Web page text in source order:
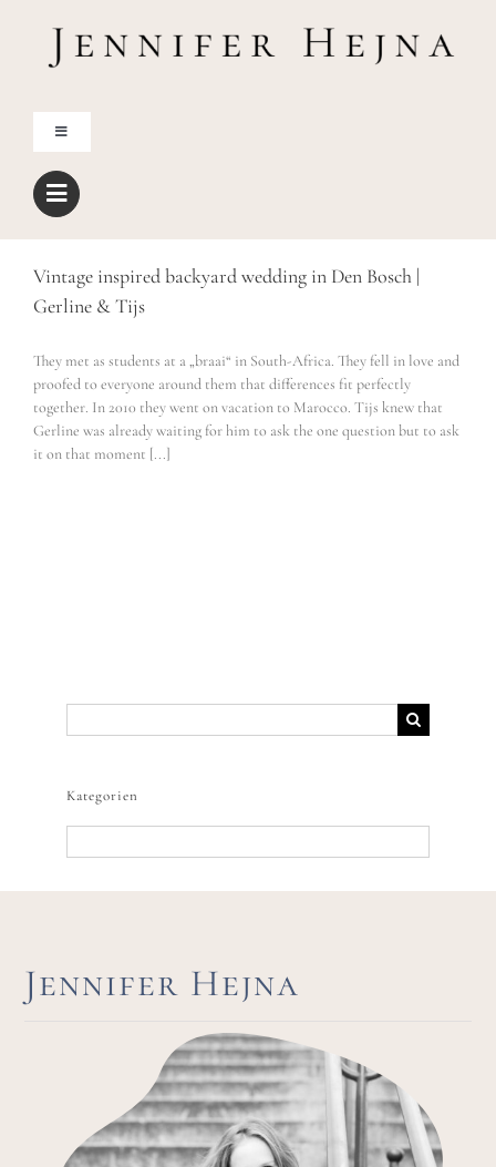
Toggle
Home
Shop
Vintage inspired backyard wedding in Den Bosch |
Gerline & Tijs
They met as students at a „braai“ in South-Africa. They fell in love and
proofed to everyone around them that differences fit perfectly
together. In 2010 they went on vacation to Marocco. Tijs knew that
Gerline was already waiting for him to ask the one question but to ask
it on that moment [...]
nach:
Kategorien
Jennifer Hejna